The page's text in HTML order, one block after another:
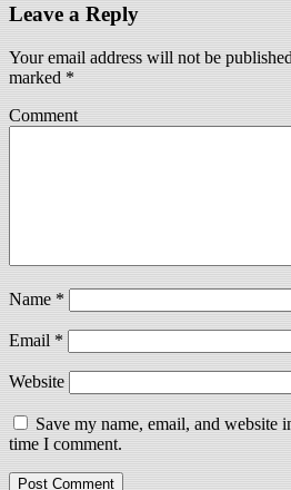
Leave a Reply
Your email address will not be
marked *
Comment
Name *
Email *
Website
Save my name, email, and website
time I comment.